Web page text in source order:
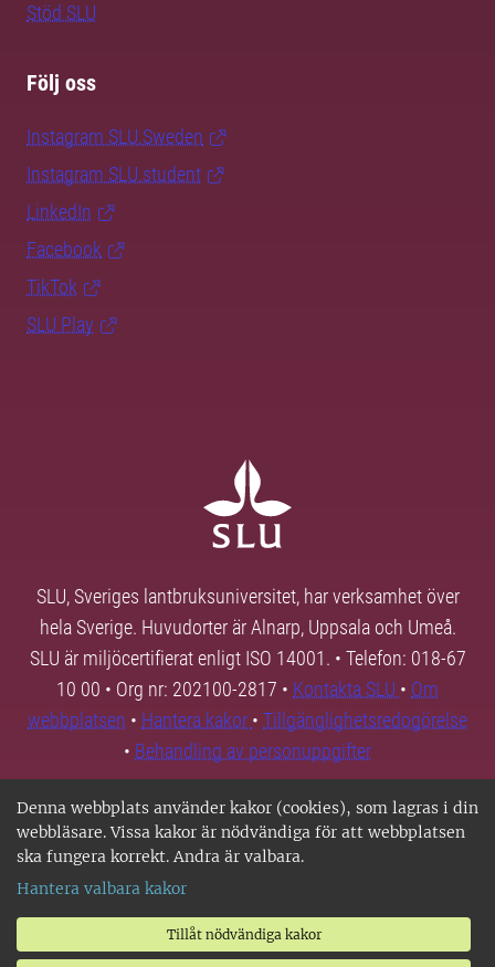
Denna webbplats använder kakor (cookies), som lagras i din
webbläsare. Vissa kakor är nödvändiga för att webbplatsen
ska fungera korrekt. Andra är valbara.
Hantera valbara kakor
Tillåt nödvändiga kakor
Stöd SLU
Följ oss
Instagram SLU.Sweden
Instagram SLU.student
LinkedIn
Facebook
TikTok
SLU Play
SLU, Sveriges lantbruksuniversitet, har verksamhet över
hela Sverige. Huvudorter är Alnarp, Uppsala och Umeå.
SLU är miljöcertifierat enligt ISO 14001. • Telefon: 018-67
10 00 • Org nr: 202100-2817 • Kontakta SLU • Om
webbplatsen • Hantera kakor • Tillgänglighetsredogörelse
• Behandling av personuppgifter